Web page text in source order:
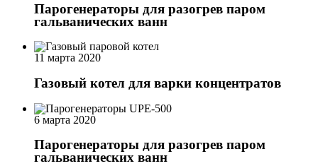
Парогенераторы для разогрев паром
гальванических ванн
11 марта 2020
Газовый котел для варки концентратов
6 марта 2020
Парогенераторы для разогрев паром
гальванических ванн